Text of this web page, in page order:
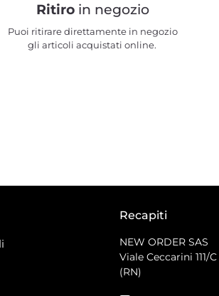
Ritiro in negozio
Puoi ritirare direttamente in negozio
gli articoli acquistati online.
Recapiti
NEW ORDER SAS
Viale Ceccarini 111/C
(RN)